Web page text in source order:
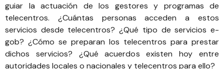
guiar la actuación de los gestores y programas de
telecentros. ¿Cuántas personas acceden a estos
servicios desde telecentros? ¿Qué tipo de servicios e-
gob? ¿Cómo se preparan los telecentros para prestar
dichos servicios? ¿Qué acuerdos existen hoy entre
autoridades locales o nacionales y telecentros para ello?